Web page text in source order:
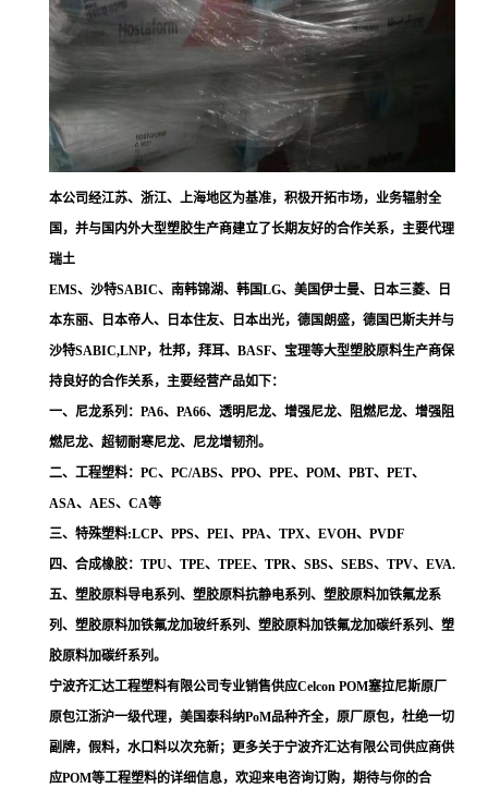
本公司经江苏、浙江、上海地区为基准，积极开拓市场，业务辐射全
国，并与国内外大型塑胶生产商建立了长期友好的合作关系，主要代理
瑞土
EMS、沙特SABIC、南韩锦湖、韩国LG、美国伊士曼、日本三菱、日
本东丽、日本帝人、日本住友、日本出光，德国朗盛，德国巴斯夫并与
沙特SABIC,LNP，杜邦，拜耳、BASF、宝理等大型塑胶原料生产商保
持良好的合作关系，主要经营产品如下：
一、尼龙系列：PA6、PA66、透明尼龙、增强尼龙、阻燃尼龙、增强阻
燃尼龙、超韧耐寒尼龙、尼龙增韧剂。
二、工程塑料：PC、PC/ABS、PPO、PPE、POM、PBT、PET、
ASA、AES、CA等
三、特殊塑料:LCP、PPS、PEI、PPA、TPX、EVOH、PVDF
四、合成橡胶：TPU、TPE、TPEE、TPR、SBS、SEBS、TPV、EVA.
五、塑胶原料导电系列、塑胶原料抗静电系列、塑胶原料加铁氟龙系
列、塑胶原料加铁氟龙加玻纤系列、塑胶原料加铁氟龙加碳纤系列、塑
胶原料加碳纤系列。
宁波齐汇达工程塑料有限公司专业销售供应Celcon POM塞拉尼斯原厂
原包江浙沪一级代理，美国泰科纳PoM品种齐全，原厂原包，杜绝一切
副牌，假料，水口料以次充新；更多关于宁波齐汇达有限公司供应商供
应POM等工程塑料的详细信息，欢迎来电咨询订购，期待与你的合